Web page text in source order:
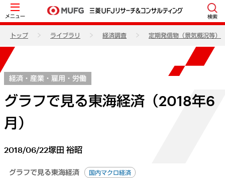
メニュー 検索
トップ ライブラリ 経済調査 定期発信物（景気概況等）
経済・産業・雇用・労働
グラフで見る東海経済（2018年6
月）
2018/06/22塚田 裕昭
グラフで見る東海経済 国内マクロ経済